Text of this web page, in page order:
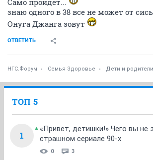
Само пройдет...
знаю одного в 38 все не может от
Онуга Джанга зовут
ОТВЕТИТЬ
НГС.Форум Семья Здоровье Дети и родители
ТОП 5
1
«Привет, детишки!» Чего вы не
страшном сериале 90-х
0 3